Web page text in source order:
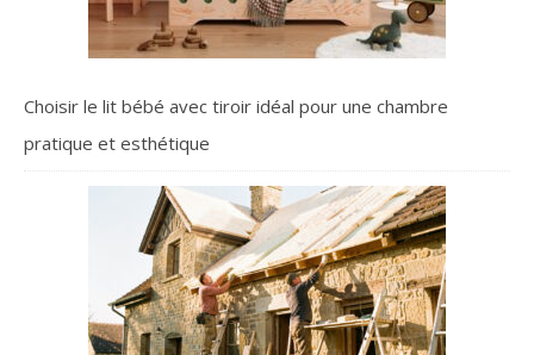
Choisir le lit bébé avec tiroir idéal pour une chambre
pratique et esthétique